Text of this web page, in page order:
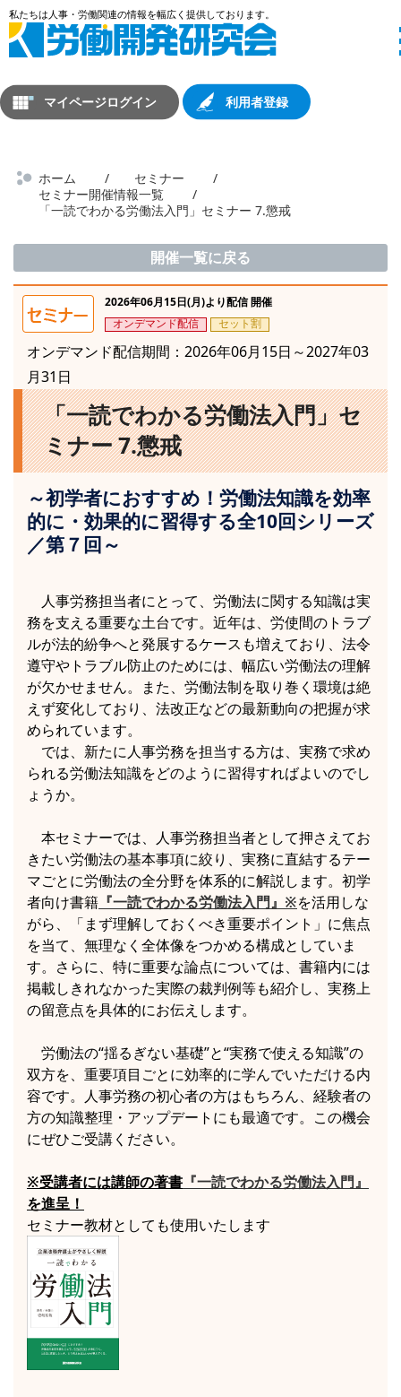
マイページログイン 利用者登録
ホーム
セミナー
セミナー開催情報一覧
「一読でわかる労働法入門」セミナー 7.懲戒
開催一覧に戻る
2026年06月15日(月)より配信 開催
オンデマンド配信
セット割
オンデマンド配信期間：2026年06月15日～2027年03
月31日
「一読でわかる労働法入門」セ
ミナー 7.懲戒
～初学者におすすめ！労働法知識を効率
的に・効果的に習得する全10回シリーズ
／第７回～
人事労務担当者にとって、労働法に関する知識は実
務を支える重要な土台です。近年は、労使間のトラブ
ルが法的紛争へと発展するケースも増えており、法令
遵守やトラブル防止のためには、幅広い労働法の理解
が欠かせません。また、労働法制を取り巻く環境は絶
えず変化しており、法改正などの最新動向の把握が求
められています。
では、新たに人事労務を担当する方は、実務で求め
られる労働法知識をどのように習得すればよいのでし
ょうか。
本セミナーでは、人事労務担当者として押さえてお
きたい労働法の基本事項に絞り、実務に直結するテー
マごとに労働法の全分野を体系的に解説します。初学
者向け書籍 『一読でわかる労働法入門』※を活用しな
がら、「まず理解しておくべき重要ポイント」に焦点
を当て、無理なく全体像をつかめる構成としていま
す。さらに、特に重要な論点については、書籍内には
掲載しきれなかった実際の裁判例等も紹介し、実務上
の留意点を具体的にお伝えします。
労働法の“揺るぎない基礎”と“実務で使える知識”の
双方を、重要項目ごとに効率的に学んでいただける内
容です。人事労務の初心者の方はもちろん、経験者の
方の知識整理・アップデートにも最適です。この機会
にぜひご受講ください。
※受講者には講師の著書 『一読でわかる労働法入門』
を進呈！
セミナー教材としても使用いたします